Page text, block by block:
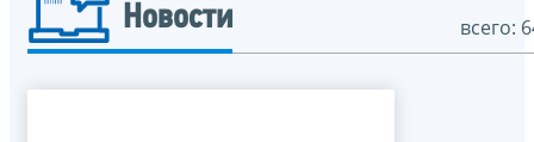
Новости всего: